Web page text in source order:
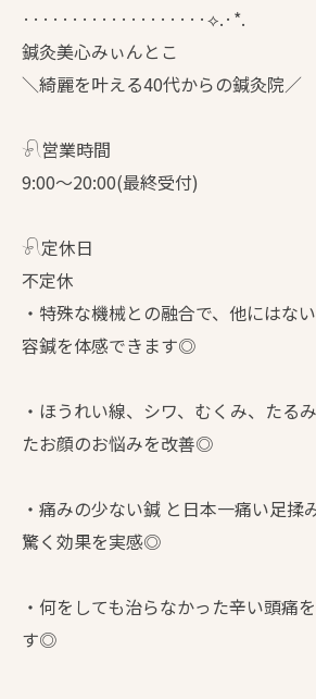
···················⟡.·*.
鍼灸美心みぃんとこ
＼綺麗を叶える40代からの鍼灸院／
𓍯営業時間
9:00〜20:00(最終受付)
𓍯定休日
不定休
・特殊な機械との融合で、他にはな
容鍼を体感できます◎
・ほうれい線、シワ、むくみ、たる
たお顔のお悩みを改善◎
・痛みの少ない鍼 と日本一痛い足揉
驚く効果を実感◎
・何をしても治らなかった辛い頭痛
す◎